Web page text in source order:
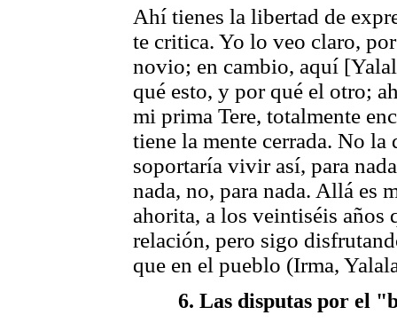
Ahí tienes la libertad de
te critica. Yo lo veo claro,
novio; en cambio, aquí
qué esto, y por qué el otro;
mi prima Tere, totalmente
tiene la mente cerrada. No
soportaría vivir así, para
nada, no, para nada. Allá
ahorita, a los veintiséis
relación, pero sigo
que en el pueblo (Irma,
6. Las disputas por el